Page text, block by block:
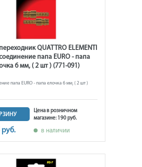
QUATTRO ELEMENTI
папа EURO - папа
6 мм, ( 2 шт ) (771-091)
папа EURO - папа елочка 6 мм, ( 2 шт )
руб.
Цена в розничном
магазине: 190 руб.
в наличии